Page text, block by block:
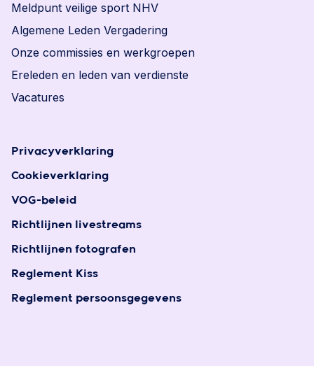
Meldpunt veilige sport NHV
Algemene Leden Vergadering
Onze commissies en werkgroepen
Ereleden en leden van verdienste
Vacatures
Privacyverklaring
Cookieverklaring
VOG-beleid
Richtlijnen livestreams
Richtlijnen fotografen
Reglement Kiss
Reglement persoonsgegevens